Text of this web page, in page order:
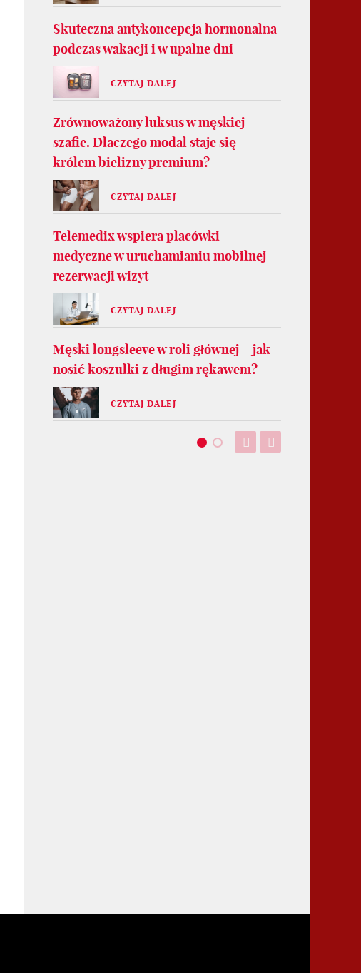
Skuteczna antykoncepcja hormonalna
podczas wakacji i w upalne dni
CZYTAJ DALEJ
Zrównoważony luksus w męskiej
szafie. Dlaczego modal staje się
królem bielizny premium?
CZYTAJ DALEJ
Telemedix wspiera placówki
medyczne w uruchamianiu mobilnej
rezerwacji wizyt
CZYTAJ DALEJ
Męski longsleeve w roli głównej – jak
nosić koszulki z długim rękawem?
CZYTAJ DALEJ